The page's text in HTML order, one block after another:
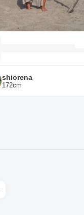
shiorena
172cm